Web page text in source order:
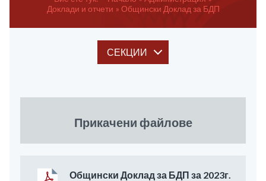
Доклади и отчети
Общински Доклад за БДП
СЕКЦИИ
Прикачени файлове
Общински Доклад за БДП за 2023г.